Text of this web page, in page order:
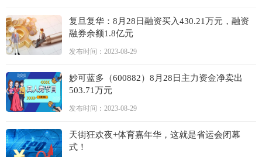
复旦复华：8月28日融资买入430.21万元，融资
融券余额1.8亿元
发布时间：2023-08-29
妙可蓝多（600882）8月28日主力资金净卖出
503.71万元
发布时间：2023-08-29
天街狂欢夜+体育嘉年华，这就是省运会闭幕
式！